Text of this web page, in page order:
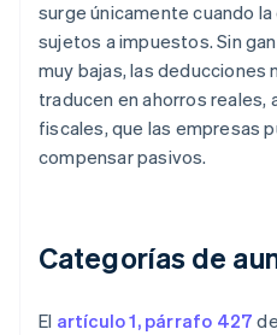
surge únicamente cuando
sujetos a impuestos. Sin
muy bajas, las deducciones
traducen en ahorros
fiscales, que las empresas
compensar pasivos.
Categorías de
El artículo 1, párrafo 427